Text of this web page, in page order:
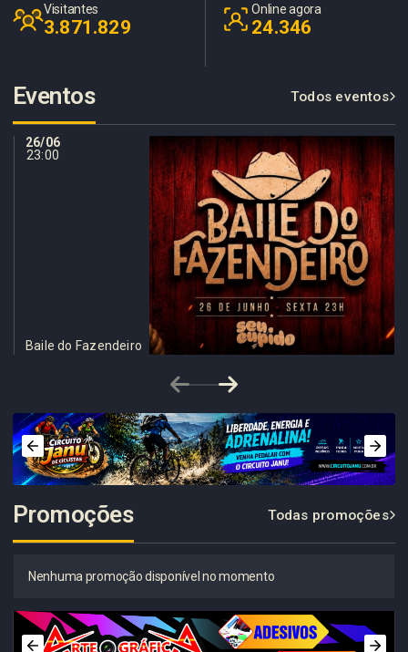
Visitantes
3.871.829
Online agora
24.346
Eventos Todos eventos
26/06
23:00
Baile do Fazendeiro
Promoções Todas promoções
Nenhuma promoção disponível no momento